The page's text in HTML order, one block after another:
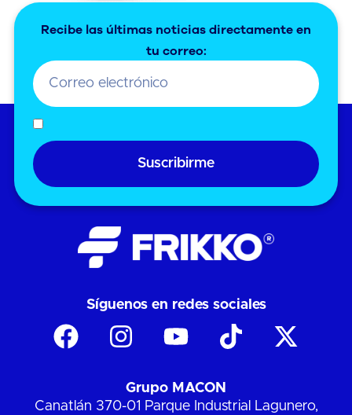
Recibe las últimas noticias directamente en
tu correo:
Suscribirme
Síguenos en redes sociales
Grupo MACON
Canatlán 370-01 Parque Industrial Lagunero,